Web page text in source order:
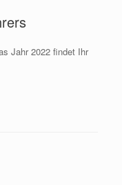
Jahr 2022 findet Ihr